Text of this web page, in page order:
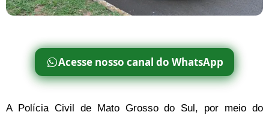
Acesse nosso canal do WhatsApp
A Polícia Civil de Mato Grosso do Sul, por meio do